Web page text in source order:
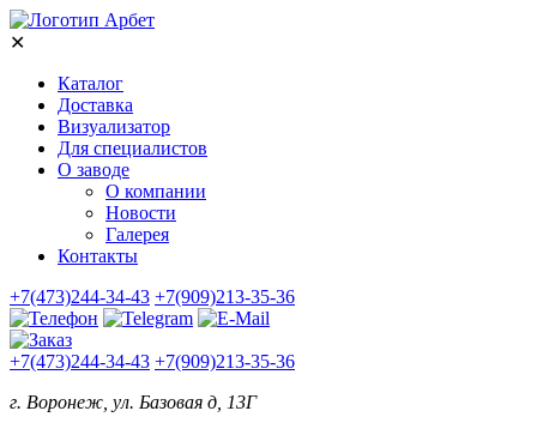
✕
Каталог
Доставка
Визуализатор
Для специалистов
О заводе
О компании
Новости
Галерея
Контакты
+7(473)244-34-43 +7(909)213-35-36
+7(473)244-34-43 +7(909)213-35-36
г. Воронеж, ул. Базовая д, 13Г